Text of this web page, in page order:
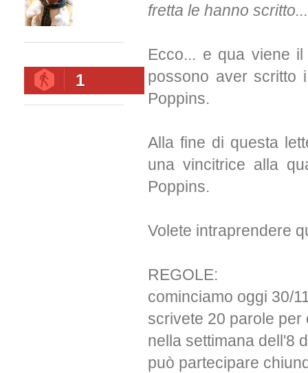
fretta le hanno scritto...
Ecco... e qua viene
possono aver scritto
Poppins.
Alla fine di questa
una vincitrice alla
Poppins.
Volete intraprendere
REGOLE:
cominciamo oggi 30/
scrivete 20 parole per
nella settimana dell'8
può partecipare
1